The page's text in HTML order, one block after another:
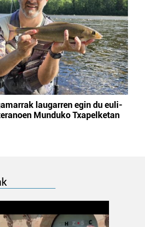
laugarren egin du euli-
Munduko Txapelketan